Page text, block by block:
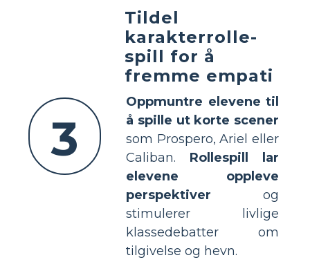
3
Tildel
karakterrolle-
spill for å
fremme empati
Oppmuntre elevene til
å spille ut korte scener
som Prospero, Ariel eller
Caliban. Rollespill lar
elevene oppleve
perspektiver og
stimulerer livlige
klassedebatter om
tilgivelse og hevn.